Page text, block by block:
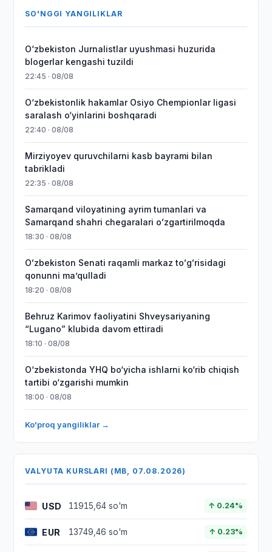
SO'NGGI YANGILIKLAR
O‘zbekiston Jurnalistlar uyushmasi huzurida
blogerlar kengashi tuzildi
22:45 · 08/08
O‘zbekistonlik hakamlar Osiyo Chempionlar ligasi
saralash o‘yinlarini boshqaradi
22:40 · 08/08
Mirziyoyev quruvchilarni kasb bayrami bilan
tabrikladi
22:35 · 08/08
Samarqand viloyatining ayrim tumanlari va
Samarqand shahri chegaralari oʻzgartirilmoqda
18:30 · 08/08
Oʻzbekiston Senati raqamli markaz toʻgʻrisidagi
qonunni maʼqulladi
18:20 · 08/08
Behruz Karimov faoliyatini Shveysariyaning
“Lugano” klubida davom ettiradi
18:10 · 08/08
O‘zbekistonda YHQ bo‘yicha ishlarni ko‘rib chiqish
tartibi o‘zgarishi mumkin
18:00 · 08/08
Ko'proq yangiliklar →
VALYUTA KURSLARI (MB, 07.08.2026)
USD 11915,64 so'm ↑ 0.24%
EUR 13749,46 so'm ↑ 0.23%